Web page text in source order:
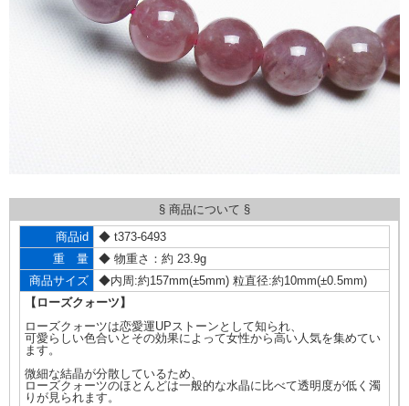
§ 商品について §
商品id
◆ t373-6493
重 量
◆ 物重さ：約 23.9g
商品サイズ
◆内周:約157mm(±5mm) 粒直径:約10mm(±0.5mm)
【ローズクォーツ】
ローズクォーツは恋愛運UPストーンとして知られ、
可愛らしい色合いとその効果によって女性から高い人気を集めてい
ます。
微細な結晶が分散しているため、
ローズクォーツのほとんどは一般的な水晶に比べて透明度が低く濁
りが見られます。